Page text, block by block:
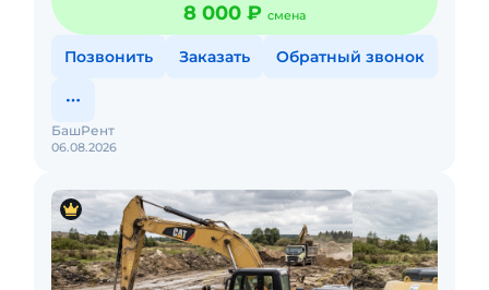
8 000 ₽ смена
Позвонить Заказать Обратный звонок
06.08.2026
БашРент